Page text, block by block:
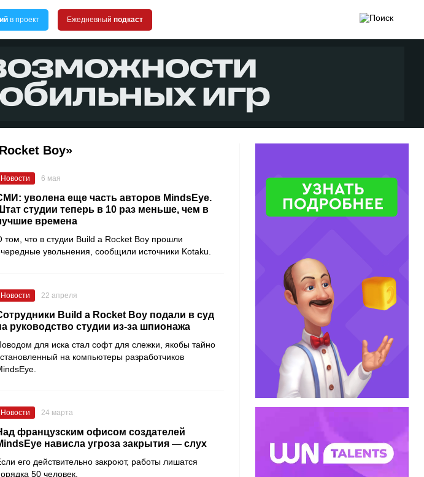
в проект Ежедневный подкаст
Boy»
Новости 6 мая
уволена еще часть авторов MindsEye.
студии теперь в 10 раз меньше, чем в
времена
том, что в студии Build a Rocket Boy прошли
увольнения, сообщили источники Kotaku.
Новости 22 апреля
Build a Rocket Boy подали в суд
руководство студии из-за шпионажа
для иска стал софт для слежки, якобы тайно
на компьютеры разработчиков
Новости 24 марта
французским офисом создателей
нависла угроза закрытия — слух
его действительно закроют, работы лишатся
50 человек.